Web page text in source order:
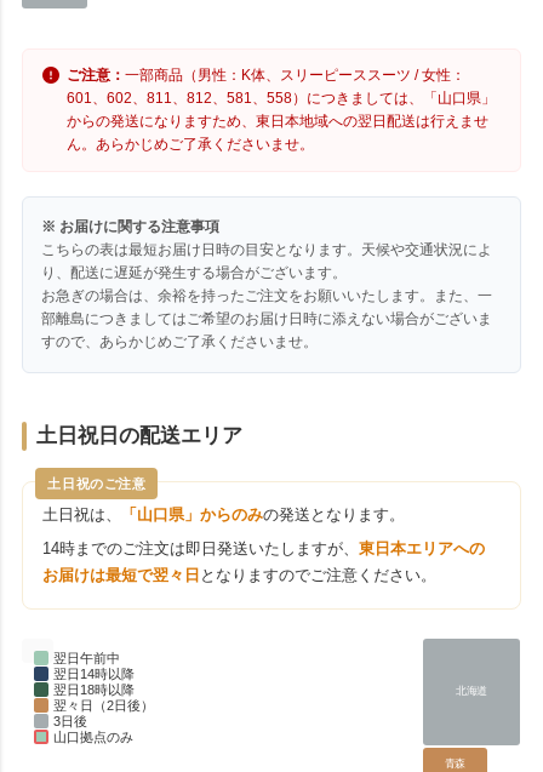
ご注意：一部商品（男性：K体、スリーピーススーツ / 女性：
601、602、811、812、581、558）につきましては、「山口県」
からの発送になりますため、東日本地域への翌日配送は行えませ
ん。あらかじめご了承くださいませ。
※ お届けに関する注意事項
こちらの表は最短お届け日時の目安となります。天候や交通状況によ
り、配送に遅延が発生する場合がございます。
お急ぎの場合は、余裕を持ったご注文をお願いいたします。また、一
部離島につきましてはご希望のお届け日時に添えない場合がございま
すので、あらかじめご了承くださいませ。
土日祝日の配送エリア
土日祝のご注意
土日祝は、 「山口県」からのみの発送となります。
14時までのご注文は即日発送いたしますが、東日本エリアへの
お届けは最短で翌々日 となりますのでご注意ください。
翌日午前中
翌日14時以降
翌日18時以降
翌々日（2日後）
3日後
山口拠点のみ
北海道
青森